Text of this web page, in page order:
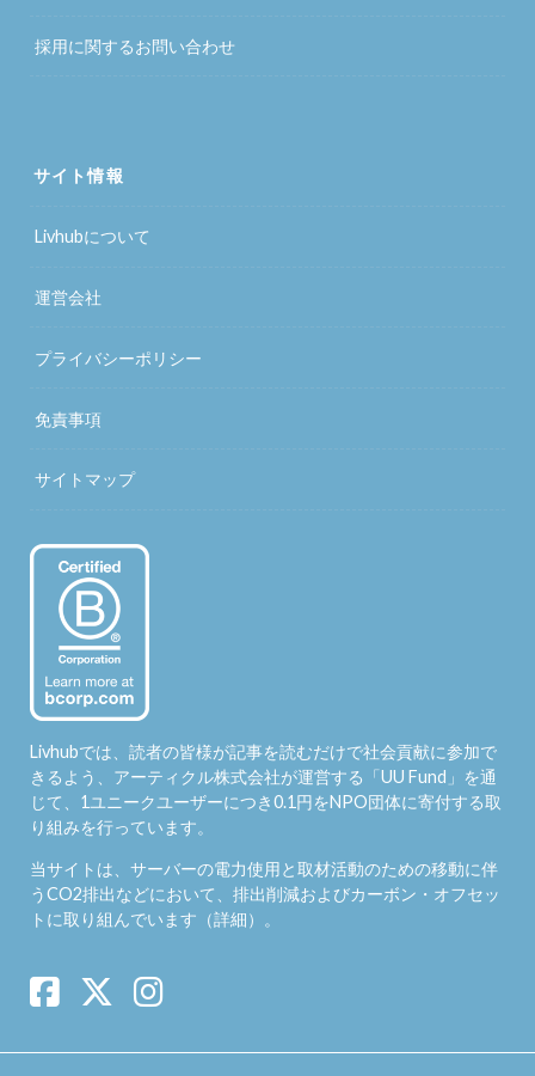
採用に関するお問い合わせ
サイト情報
Livhubについて
運営会社
プライバシーポリシー
免責事項
サイトマップ
Livhubでは、読者の皆様が記事を読むだけで社会貢献に参加で
きるよう、アーティクル株式会社が運営する「UU Fund 」を通
じて、1ユニークユーザーにつき0.1円をNPO団体に寄付する取
り組みを行っています。
当サイトは、サーバーの電力使用と取材活動のための移動に伴
うCO2排出などにおいて、排出削減およびカーボン・オフセッ
トに取り組んでいます（詳細）。